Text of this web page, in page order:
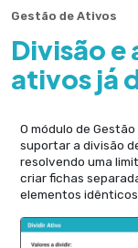
Gestão de Ativos
Divisão
ativos já
O módulo de
suportar a divisão
resolvendo uma
criar fichas
elementos idênticos.